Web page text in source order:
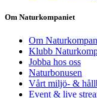
Om Naturkompaniet
Om
Klubb
Jobba hos oss
Naturbonusen
Vårt miljö- &
Event & live